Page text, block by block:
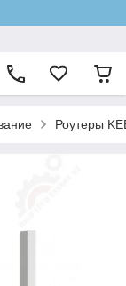
Роутеры